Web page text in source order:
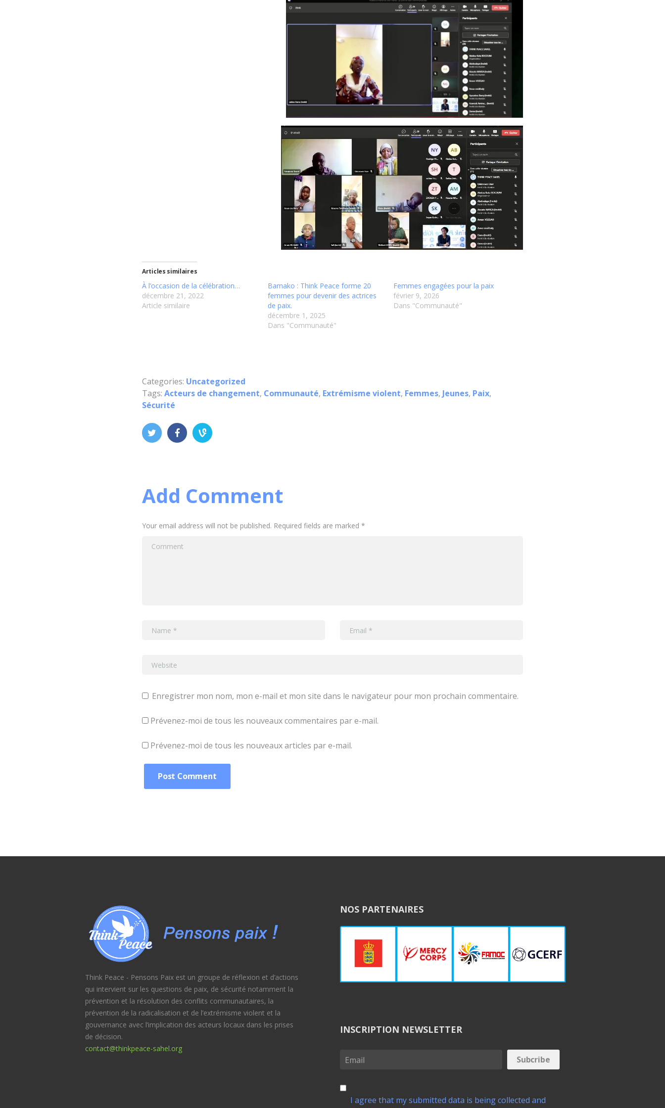
Articles similaires
À l’occasion de la célébration…
décembre 21, 2022
Article similaire
Bamako : Think Peace forme 20
femmes pour devenir des actrices
de paix.
décembre 1, 2025
Dans "Communauté"
Femmes engagées pour la paix
février 9, 2026
Dans "Communauté"
Categories: Uncategorized
Tags: Acteurs de changement, Communauté, Extrémisme violent, Femmes, Jeunes, Paix,
Sécurité
Add Comment
Your email address will not be published. Required fields are marked *
Enregistrer mon nom, mon e-mail et mon site dans le navigateur pour mon prochain commentaire.
Prévenez-moi de tous les nouveaux commentaires par e-mail.
Prévenez-moi de tous les nouveaux articles par e-mail.
Think Peace - Pensons Paix est un groupe de réflexion et d’actions
qui intervient sur les questions de paix, de sécurité notamment la
prévention et la résolution des conflits communautaires, la
prévention de la radicalisation et de l’extrémisme violent et la
gouvernance avec l’implication des acteurs locaux dans les prises
de décision.
contact@thinkpeace-sahel.org
NOS PARTENAIRES
INSCRIPTION NEWSLETTER
I agree that my submitted data is being collected and